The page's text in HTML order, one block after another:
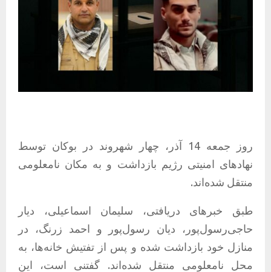
روز جمعه 14 آذر، چهار شهروند در بوکان توسط
نهادهای امنیتی رژیم بازداشت و به مکان نامعلومی
منتقل شده‌اند.
طبق خبرهای دریافتی، سلیمان اسماعیلی، دیار
حاجی‌رسول‌پور، دیان رسول‌پور و احمد زرنگ، در
منازل خود بازداشت شده و پس از تفتیش خانه‌ها، به
محل نامعلومی منتقل شده‌اند. گفتنی است، این